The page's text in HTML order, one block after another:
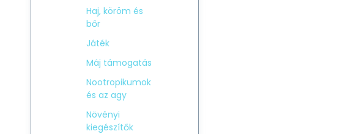
Haj, köröm és
bőr
Játék
Máj támogatás
Nootropikumok
és az agy
Növényi
kiegészítők